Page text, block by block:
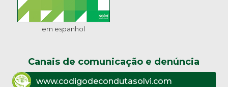
em espanhol
Canais de comunicação e denúncia
www.codigodecondutasolvi.com